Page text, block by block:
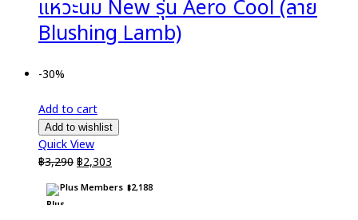
แหวะนม New รุ่น Aero Cool (ลาย
Blushing Lamb)
-30%
Add to cart
Add to wishlist
Quick View
฿3,290Original
฿2,303
Plus Members ฿2,188